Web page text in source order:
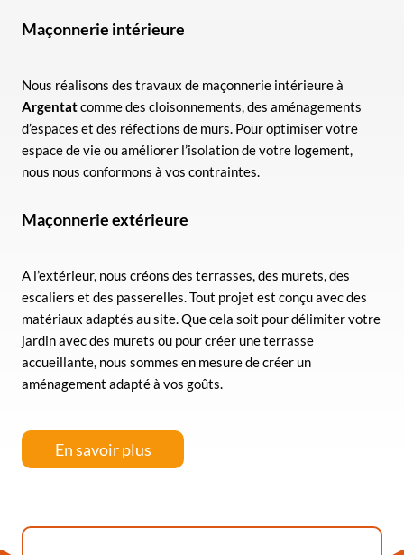
Maçonnerie intérieure
Nous réalisons des travaux de maçonnerie intérieure à
Argentatcomme des cloisonnements, des aménagements
d’espaces et des réfections de murs. Pour optimiser votre
espace de vie ou améliorer l’isolation de votre logement,
nous nous conformons à vos contraintes.
Maçonnerie extérieure
A l’extérieur, nous créons des terrasses, des murets, des
escaliers et des passerelles. Tout projet est conçu avec des
matériaux adaptés au site. Que cela soit pour délimiter votre
jardin avec des murets ou pour créer une terrasse
accueillante, nous sommes en mesure de créer un
aménagement adapté à vos goûts.
En savoir plus